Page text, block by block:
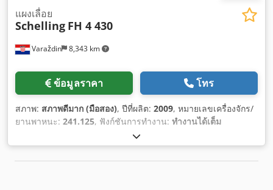
Varaždin 8,343 km
แผงเลื่อย
Schelling FH 4 430
ข้อมูลราคา โทร
สภาพ: สภาพดีมาก (มือสอง), ปีที่ผลิต: 2009, หมายเลขเครื่องจักร/
ยานพาหนะ: 241.125, ฟังก์ชันการทำงาน: ทำงานได้เต็ม